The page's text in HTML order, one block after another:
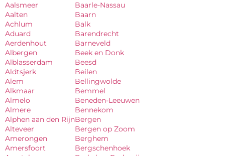
Aalsmeer
Aalten
Achlum
Aduard
Aerdenhout
Albergen
Alblasserdam
Aldtsjerk
Alem
Alkmaar
Almelo
Almere
Alphen aan den Rijn
Alteveer
Amerongen
Amersfoort
Baarle-Nassau
Baarn
Balk
Barendrecht
Barneveld
Beek en Donk
Beesd
Beilen
Bellingwolde
Bemmel
Beneden-Leeuwen
Bennekom
Bergen
Bergen op Zoom
Berghem
Bergschenhoek